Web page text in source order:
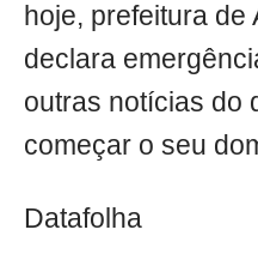
hoje, prefeitura de
declara
outras notícias do
começar o seu
Datafolha